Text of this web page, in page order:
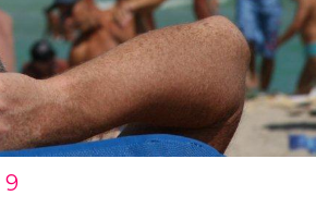
9